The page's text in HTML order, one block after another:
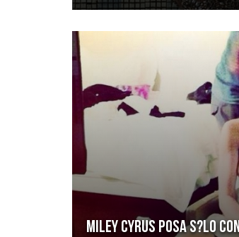
Miley Cyrus posa s?lo